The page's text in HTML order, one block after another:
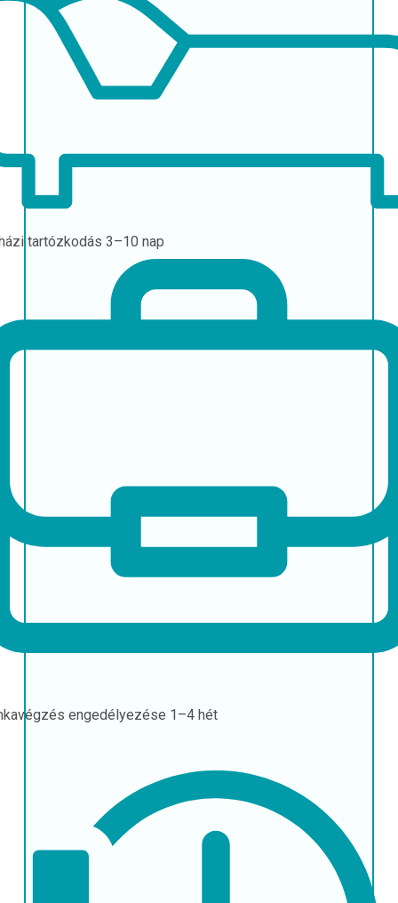
tartózkodás 3–10 nap
engedélyezése 1–4 hét